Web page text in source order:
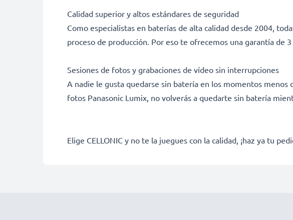
Calidad superior y altos estándares de seguridad
Como especialistas en baterías de alta calidad desde 2004,
proceso de producción. Por eso te ofrecemos una garantía de
Sesiones de fotos y grabaciones de vídeo sin interrupciones
A nadie le gusta quedarse sin batería en los momentos menos
fotos Panasonic Lumix, no volverás a quedarte sin batería
Elige CELLONIC y no te la juegues con la calidad, ¡haz ya tu